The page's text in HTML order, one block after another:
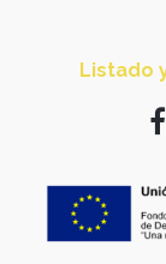
Listado